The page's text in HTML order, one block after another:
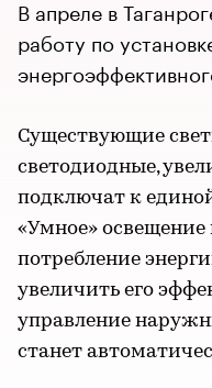
В апреле в
работу по
Существующие
светодиодные,
подключат к
«Умное» освещение
потребление
увеличить его
управление
станет